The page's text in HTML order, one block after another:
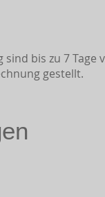
bis zu 7
gestellt.